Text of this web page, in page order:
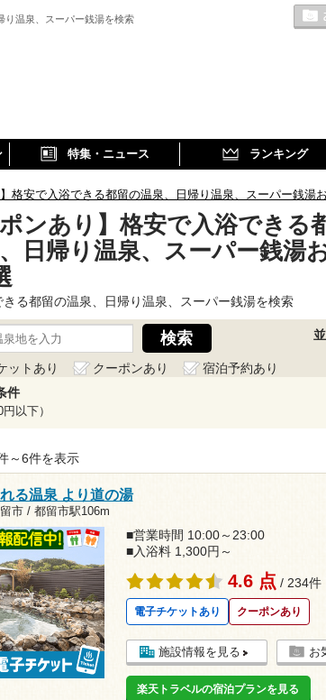
り温泉、スーパー銭湯を検索
特集・ニュース ランキング
】格安で入浴できる都留の温泉、日帰り温泉、スーパー銭湯
ポンあり】格安で入浴できる
日帰り温泉、スーパー銭湯
る都留の温泉、日帰り温泉、スーパー銭湯を検索
ットあり クーポンあり
宿泊予約あり
件
以下）
～6件を表示
る温泉 より道の湯
市 / 都留市駅106m
■営業時間 10:00～23:00
■入浴料 1,300円～
4.6 点 / 234件
電子チケットあり クーポンあり
施設情報を見る お
楽天トラベルの宿泊プランを見る